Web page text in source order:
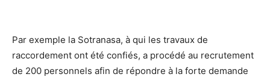
Par exemple la Sotranasa, à qui les travaux de
raccordement ont été confiés, a procédé au recrutement
de 200 personnels afin de répondre à la forte demande